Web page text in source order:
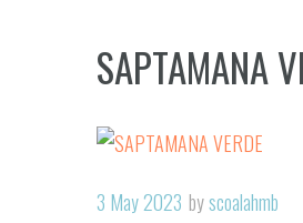
SAPTAMANA
3 May 2023 byscoalahmb